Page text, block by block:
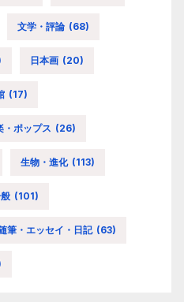
文学・評論 (68)
日本画 (20)
(17)
・ポップス (26)
生物・進化 (113)
(101)
筆・エッセイ・日記 (63)